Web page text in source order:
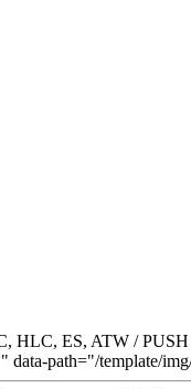
HLC, ES, ATW /
path="/template/